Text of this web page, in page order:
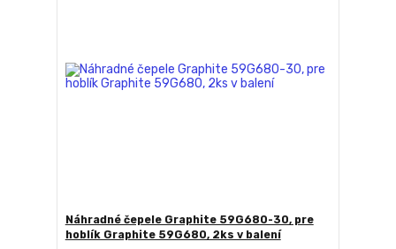
Náhradné čepele Graphite 59G680-30, pre
hoblík Graphite 59G680, 2ks v balení